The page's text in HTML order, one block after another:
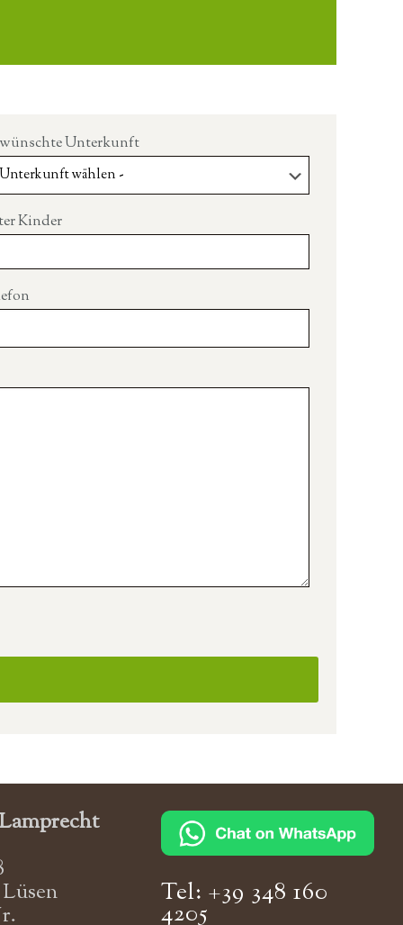
Unterkunft
Kinder
Tel: +39 348 160
4205